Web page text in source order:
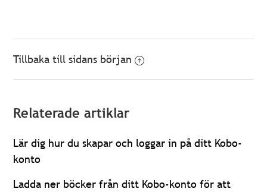
Tillbaka till sidans början
Relaterade artiklar
Lär dig hur du skapar och loggar in på ditt Kobo-
konto
Ladda ner böcker från ditt Kobo-konto för att